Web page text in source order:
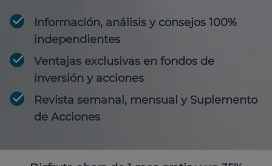
Información, análisis y consejos 100%
independientes
Ventajas exclusivas en fondos de
inversión y acciones
Revista semanal, mensual y Suplemento
de Acciones